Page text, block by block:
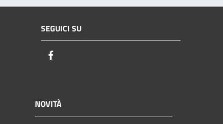
SEGUICI SU
NOVITÀ